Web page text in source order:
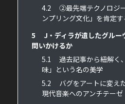
4.2
②最先端テクノロジ
ンプリング文化」を肯定
5
J・ディラが遺したグルー
問いかけるか
5.1
過去記事から紐解く
味」という名の美学
5.2
バグをアートに変え
現代音楽へのアンチテーゼ